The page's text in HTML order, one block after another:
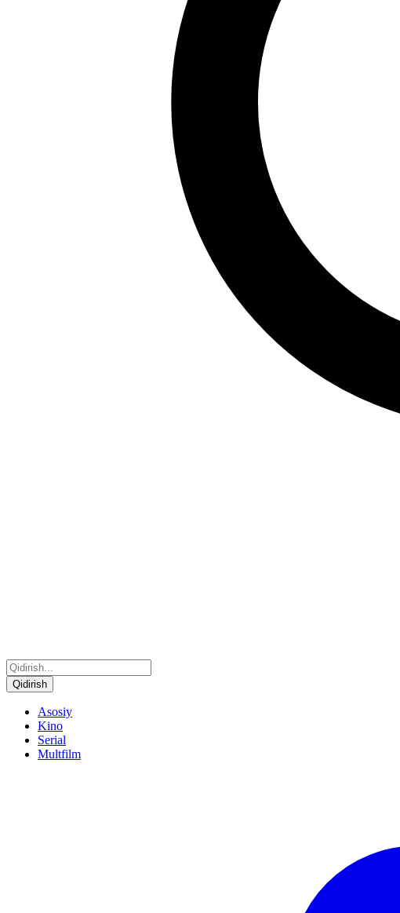
Qidirish
Asosiy
Kino
Serial
Multfilm